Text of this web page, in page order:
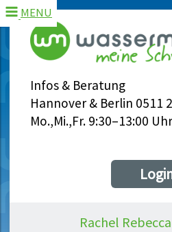
Infos & Beratung
Hannover & Berlin 0511
Mo.,Mi.,Fr. 9:30–13:00 Uhr
MENU
Rachel